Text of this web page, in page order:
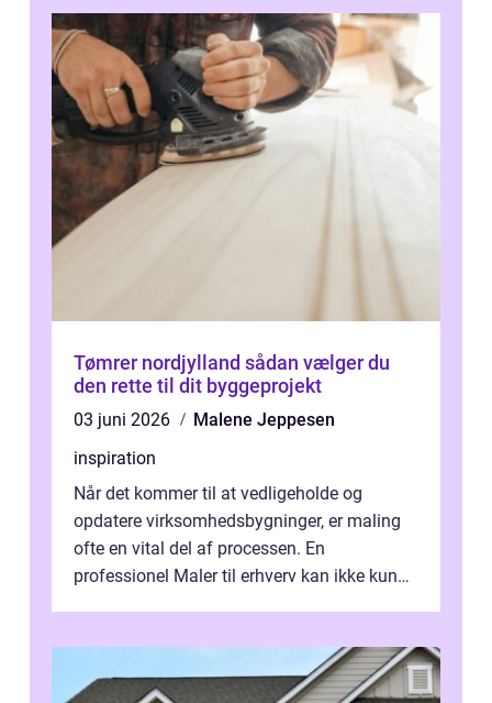
Tømrer nordjylland sådan vælger du
den rette til dit byggeprojekt
03 juni 2026
Malene Jeppesen
inspiration
Når det kommer til at vedligeholde og
opdatere virksomhedsbygninger, er maling
ofte en vital del af processen. En
professionel Maler til erhverv kan ikke kun